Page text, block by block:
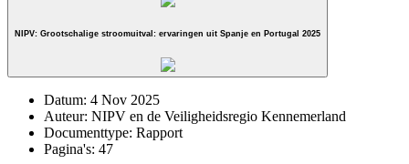
NIPV: Grootschalige stroomuitval: ervaringen uit Spanje en Portugal 2025
Datum: 4 Nov 2025
Auteur: NIPV en de Veiligheidsregio Kennemerland
Documenttype: Rapport
Pagina's: 47